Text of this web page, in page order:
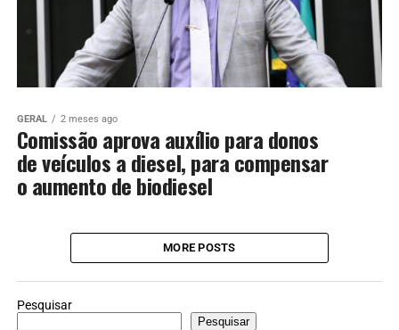
GERAL 2 meses ago
Comissão aprova auxílio para donos
de veículos a diesel, para compensar
o aumento de biodiesel
MORE POSTS
Pesquisar
Pesquisar